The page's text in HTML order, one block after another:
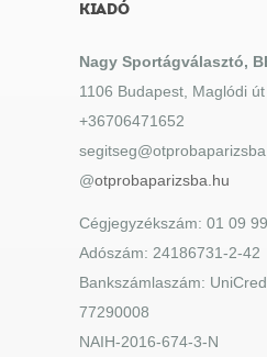
KIADÓ
Nagy Sportágválasztó,
1106 Budapest, Maglódi
+36706471652
@otprobaparizsba.hu
Cégjegyzékszám: 01 09
Adószám: 24186731-2-42
Bankszámlaszám:
77290008
NAIH-2016-674-3-N